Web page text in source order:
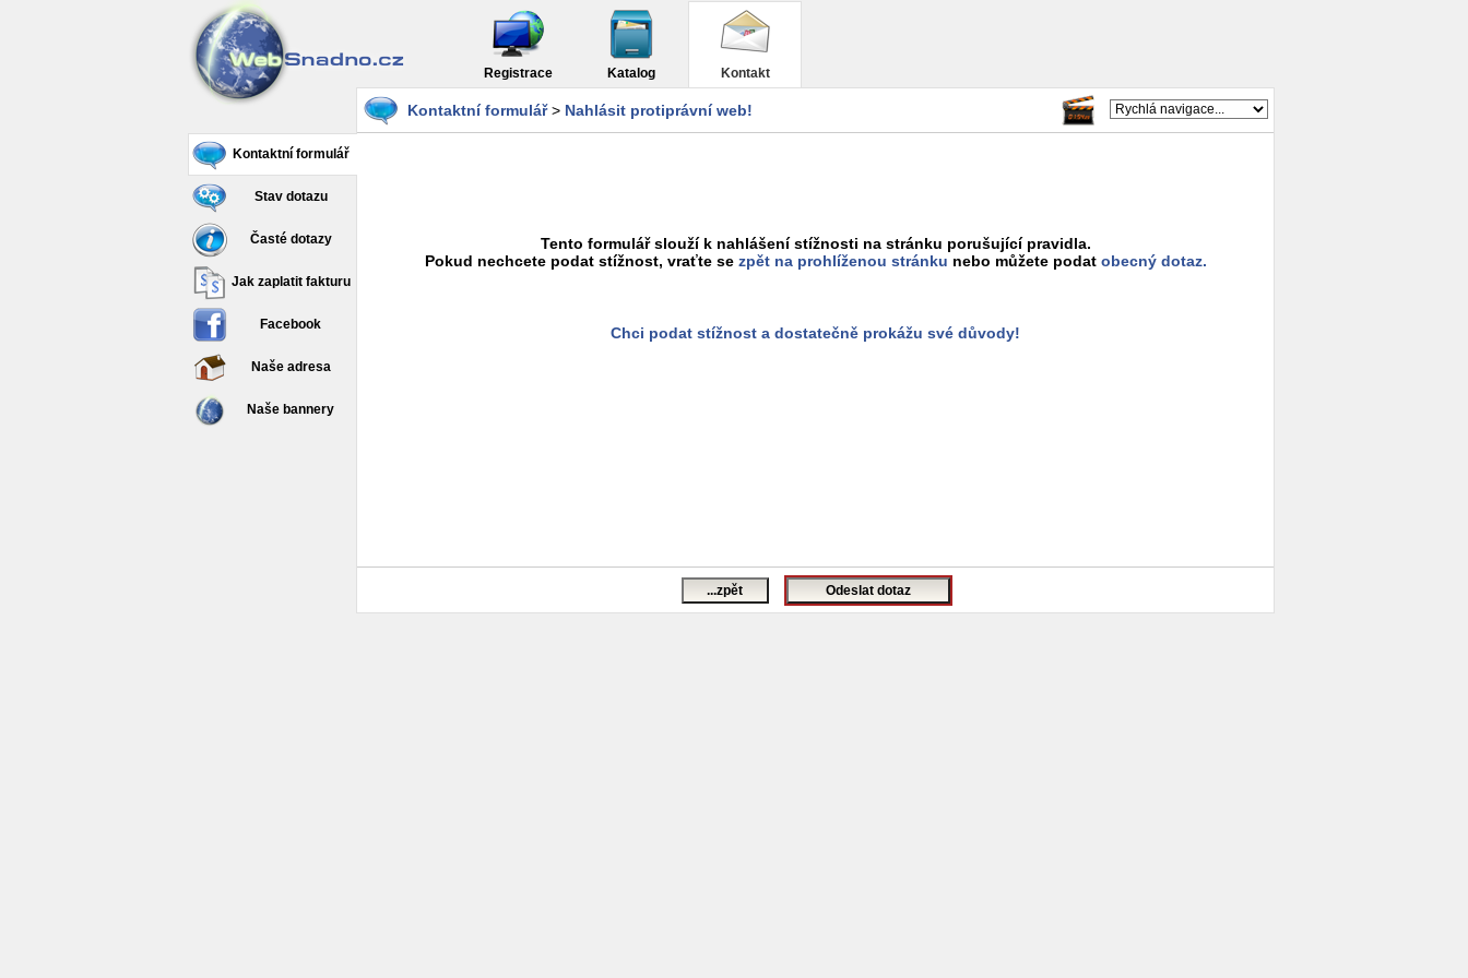
Registrace Katalog Kontakt
Kontaktní formulář
Stav dotazu
Časté dotazy
Jak zaplatit fakturu
Facebook
Naše adresa
Naše bannery
Kontaktní formulář> Nahlásit protiprávní web!
Tento formulář slouží k nahlášení stížnosti na stránku porušující pravidla.
Pokud nechcete podat stížnost, vraťte se zpět na prohlíženou stránku nebo můžete podat obecný dotaz.
Chci podat stížnost a dostatečně prokážu své důvody!